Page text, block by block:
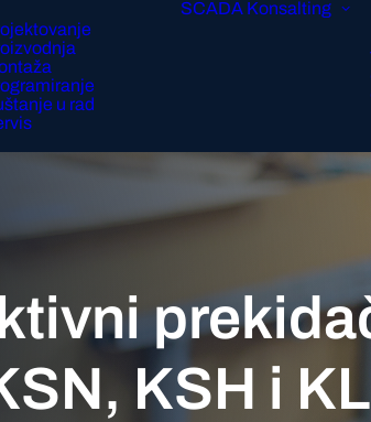
u rad
SCADA Konsalting
KSH i